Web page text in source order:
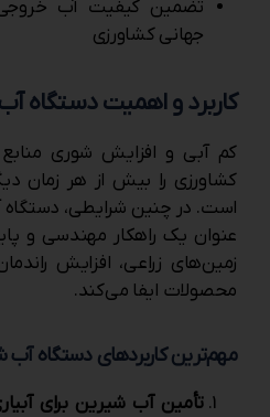
تضمین کیفیت آب خروجی
جهانی کشاورزی
کاربرد و اهمیت دستگاه
کم‌ آبی و افزایش شوری
کشاورزی را بیش از هر زمان
است. در چنین شرایطی،
‌عنوان یک راهکار مهندسی و
زمین‌های زراعی، افزایش
محصولات ایفا می‌کند.
مهم‌ترین کاربردهای دستگاه
تأمین آب شیرین برای